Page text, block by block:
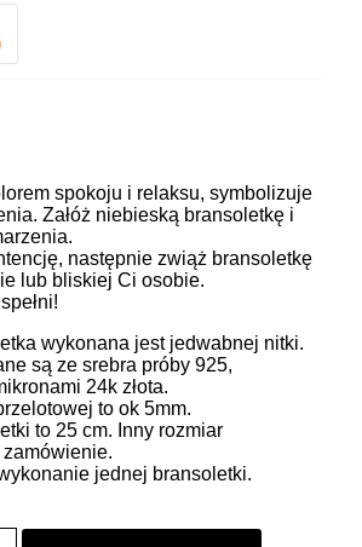
spokoju i relaksu, symbolizuje
Załóż niebieską bransoletkę i
następnie zwiąż bransoletkę
lub bliskiej Ci osobie.
wykonana jest jedwabnej nitki.
są ze srebra próby 925,
24k złota.
to ok 5mm.
to 25 cm. Inny rozmiar
jednej bransoletki.